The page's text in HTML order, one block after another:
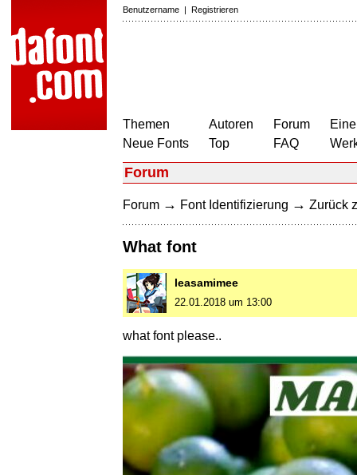
Benutzername | Registrieren
Themen
Neue Fonts
Autoren
Top
Forum
FAQ
Forum
Forum → Font Identifizierung → Zurück
What font
leasamimee
22.01.2018 um 13:00
what font please..